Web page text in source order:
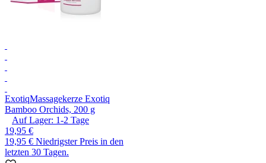
ExotiqMassagekerze Exotiq
Bamboo Orchids, 200 g
Auf Lager: 1-2 Tage
19,95 €
19,95 € Niedrigster Preis in den
letzten 30 Tagen.